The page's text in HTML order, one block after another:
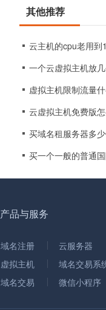
其他推荐
云主机的cpu老用到
一个云虚拟主机放
虚拟主机限制流量
云虚拟主机免费版
买域名租服务器多
买一个一般的普通
产品与服务
域名注册
云服务器
虚拟主机
域名交易系
域名交易
微信小程序